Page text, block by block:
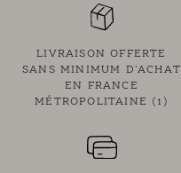
LIVRAISON OFFERTE
SANS MINIMUM D'ACHAT
EN FRANCE
MÉTROPOLITAINE (1)